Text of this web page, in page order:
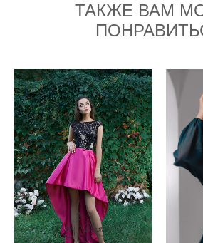
ТАКЖЕ ВАМ